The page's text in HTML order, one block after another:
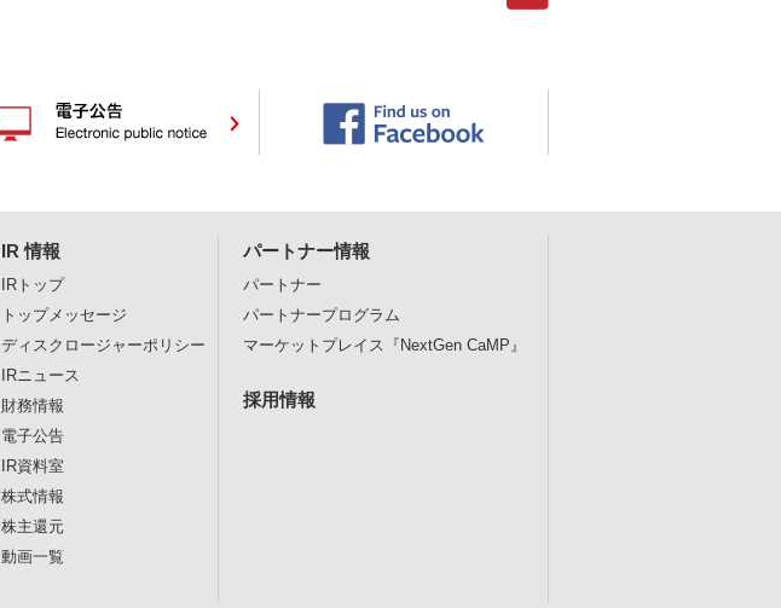
IR 情報
IRトップ
トップメッセージ
ディスクロージャーポリシー
IRニュース
財務情報
電子公告
IR資料室
株式情報
株主還元
動画一覧
パートナー情報
パートナー
パートナープログラム
マーケットプレイス 『NextGen CaMP』
採用情報